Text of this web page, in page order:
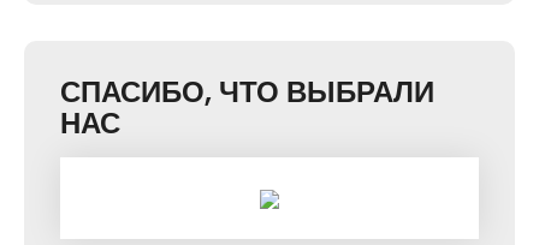
СПАСИБО, ЧТО ВЫБРАЛИ
НАС